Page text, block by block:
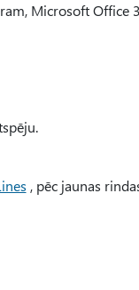
Microsoft Office
, pēc jaunas